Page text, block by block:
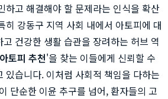
하고 해결해야 할 문제라는 인식을 확산
히 강동구 지역 사회 내에서 아토피에 대
건강한 생활 습관을 장려하는 허브 역
토피 추천'을 찾는 이들에게 신뢰할 수
있습니다. 이처럼 사회적 책임을 다하는
단순한 이윤 추구를 넘어, 환자들의 고